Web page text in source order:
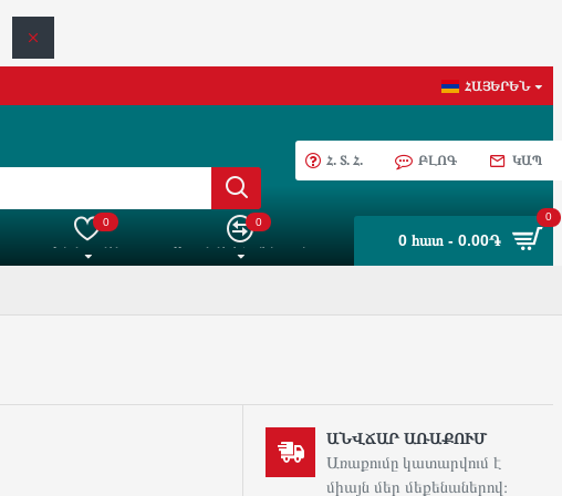
ՀԱՅԵՐԵՆ
Հ. Տ. Հ. ԲԼՈԳ ԿԱՊ
Իմ ընտրանին
0
Ապրանքների Համեմատում
0
0 հատ - 0.00֏
0
ԱՆՎՃԱՐ ԱՌԱՔՈՒՄ
Առաքումը կատարվում է
միայն մեր մեքենաներով։